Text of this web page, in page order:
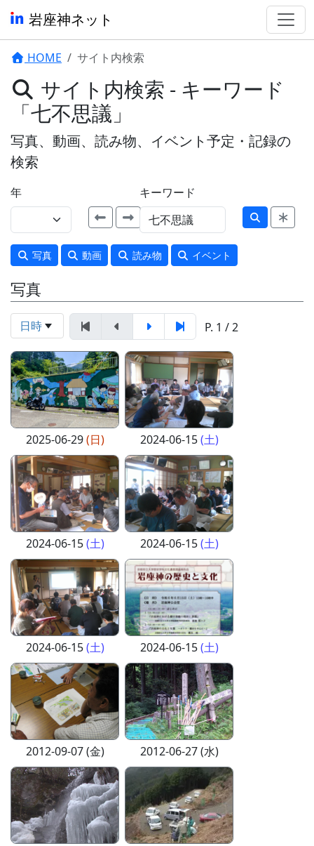
岩座神ネット
HOME サイト内検索
サイト内検索 - キーワード
「七不思議」
写真、動画、読み物、イベント予定・記録の
検索
年 キーワード
写真 動画 読み物 イベント
写真
日時 P. 1 / 2
2025-06-29(日) 2024-06-15(土)
2024-06-15(土) 2024-06-15(土)
2024-06-15(土) 2024-06-15(土)
2012-09-07 (金) 2012-06-27 (水)